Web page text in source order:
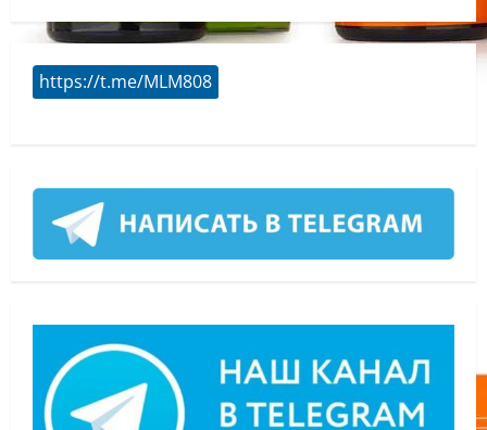
повысить
энергию
https://t.me/MLM808